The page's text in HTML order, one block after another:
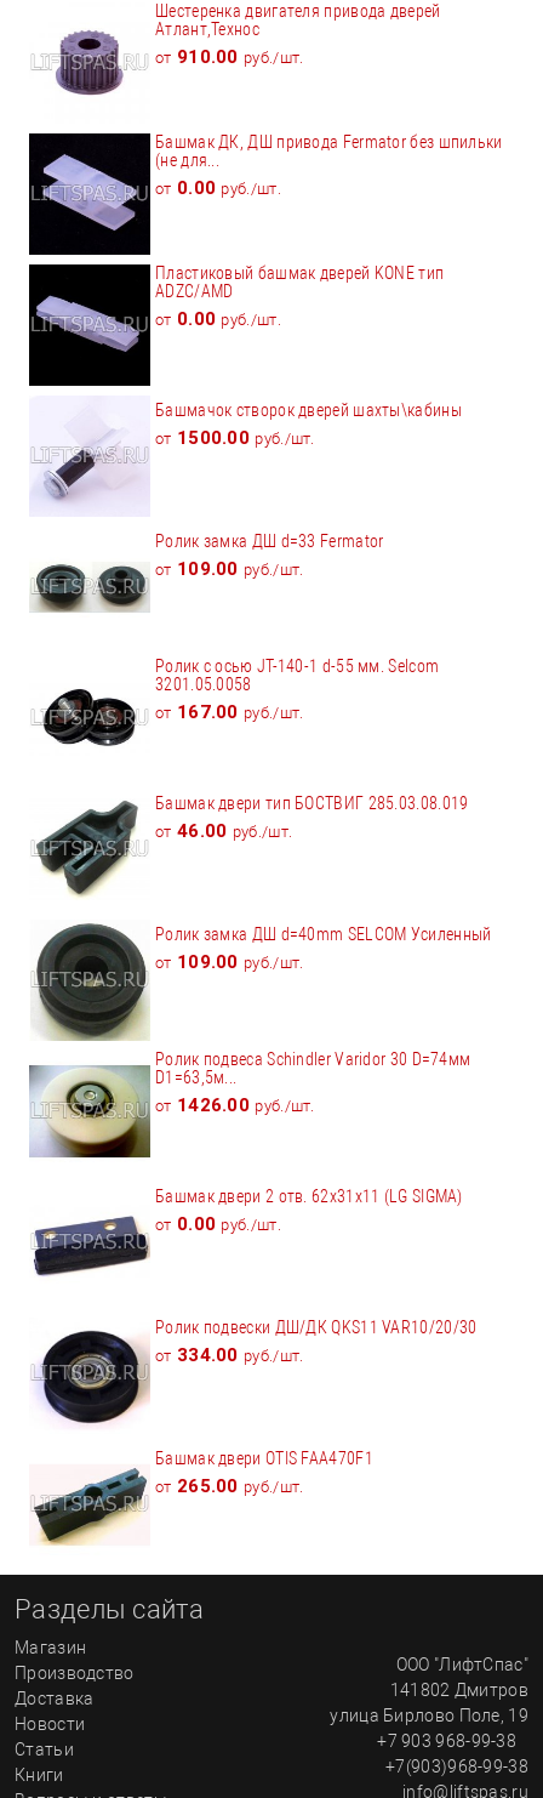
Шестеренка двигателя привода дверей
Атлант,Технос
от 910.00 руб./шт.
Башмак ДК, ДШ привода Fermator без шпильки
(не для...
от 0.00 руб./шт.
Пластиковый башмак дверей KONE тип
ADZC/AMD
от 0.00 руб./шт.
Башмачок створок дверей шахты\кабины
от 1500.00 руб./шт.
Ролик замка ДШ d=33 Fermator
от 109.00 руб./шт.
Ролик с осью JT-140-1 d-55 мм. Selcom
3201.05.0058
от 167.00 руб./шт.
Башмак двери тип БОСТВИГ 285.03.08.019
от 46.00 руб./шт.
Ролик замка ДШ d=40mm SELCOM Усиленный
от 109.00 руб./шт.
Ролик подвеса Schindler Varidor 30 D=74мм
D1=63,5м...
от 1426.00 руб./шт.
Башмак двери 2 отв. 62х31х11 (LG SIGMA)
от 0.00 руб./шт.
Ролик подвески ДШ/ДК QKS11 VAR10/20/30
от 334.00 руб./шт.
Башмак двери OTIS FAA470F1
от 265.00 руб./шт.
Разделы сайта
Магазин
Производство
Доставка
Новости
Статьи
Книги
ООО "ЛифтСпас"
141802 Дмитров
улица Бирлово Поле, 19
+7 903 968-99-38
+7(903)968-99-38
info@liftspas.ru